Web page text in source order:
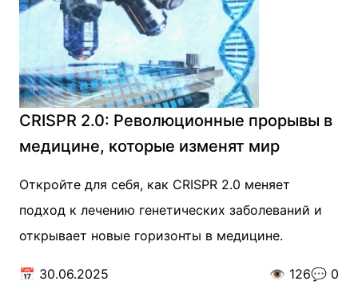
CRISPR 2.0: Революционные прорывы в
медицине, которые изменят мир
Откройте для себя, как CRISPR 2.0 меняет
подход к лечению генетических заболеваний и
открывает новые горизонты в медицине.
📅 30.06.2025 👁️ 126💬 0